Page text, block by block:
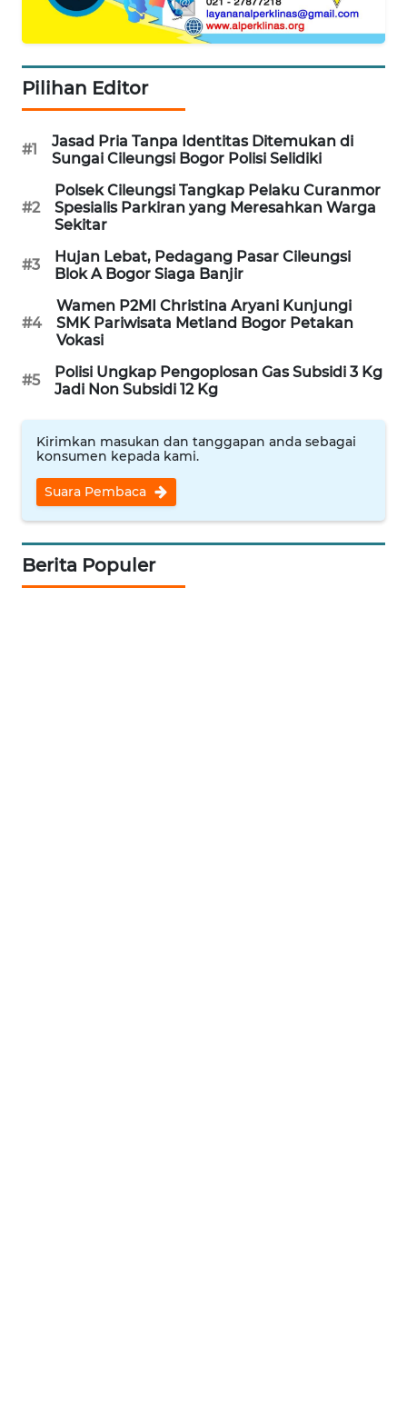
Pilihan Editor
#1
Jasad Pria Tanpa Identitas Ditemukan di
Sungai Cileungsi Bogor Polisi Selidiki
#2
Polsek Cileungsi Tangkap Pelaku Curanmor
Spesialis Parkiran yang Meresahkan Warga
Sekitar
#3
Hujan Lebat, Pedagang Pasar Cileungsi
Blok A Bogor Siaga Banjir
#4
Wamen P2MI Christina Aryani Kunjungi
SMK Pariwisata Metland Bogor Petakan
Vokasi
#5
Polisi Ungkap Pengoplosan Gas Subsidi 3 Kg
Jadi Non Subsidi 12 Kg
Kirimkan masukan dan tanggapan anda sebagai
konsumen kepada kami.
Suara Pembaca
Berita Populer
KONSUMEN
MASYARAKAT
KELISTRIKAN
WALINKI
ID
MAWAKA
ID
MARTABAT
NET
PLN
WATCH
MKLI
LPKKI
KOPEKLIN